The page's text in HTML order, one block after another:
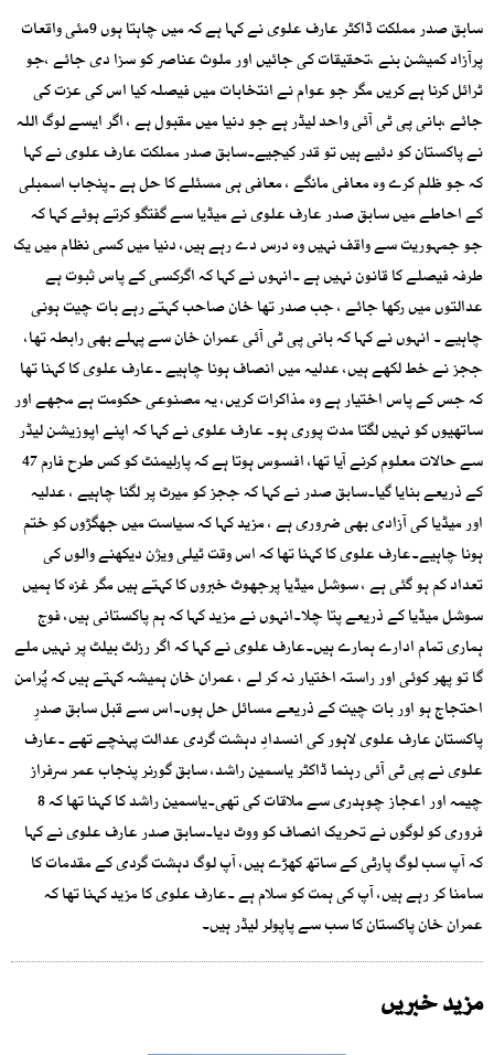
سابق صدر مملکت ڈاکٹر عارف علوی نے کہا ہے کہ میں چاہتا ہوں 9مئی واقعات
پرآزاد کمیشن بنے ،تحقیقات کی جائیں اور ملوث عناصر کو سزا دی جائے ،جو
ٹرائل کرنا ہے کریں مگر جو عوام نے انتخابات میں فیصلہ کیا اس کی عزت کی
جائے ،بانی پی ٹی آئی واحد لیڈر ہے جو دنیا میں مقبول ہے ، اگر ایسے لوگ اللہ
نے پاکستان کو دئیے ہیں تو قدر کیجیے۔سابق صدر مملکت عارف علوی نے کہا
کہ جو ظلم کرے وہ معافی مانگے ، معافی ہی مسئلے کا حل ہے ۔پنجاب اسمبلی
کے احاطے میں سابق صدر عارف علوی نے میڈیا سے گفتگو کرتے ہوئے کہا کہ
جو جمہوریت سے واقف نہیں وہ درس دے رہے ہیں، دنیا میں کسی نظام میں یک
طرفہ فیصلے کا قانون نہیں ہے ۔انہوں نے کہا کہ اگرکسی کے پاس ثبوت ہے
عدالتوں میں رکھا جائے ، جب صدر تھا خان صاحب کہتے رہے بات چیت ہونی
چاہیے ۔ انہوں نے کہا کہ بانی پی ٹی آئی عمران خان سے پہلے بھی رابطہ تھا،
ججز نے خط لکھے ہیں، عدلیہ میں انصاف ہونا چاہیے ۔عارف علوی کا کہنا تھا
کہ جس کے پاس اختیار ہے وہ مذاکرات کریں، یہ مصنوعی حکومت ہے مجھے اور
ساتھیوں کو نہیں لگتا مدت پوری ہو۔ عارف علوی نے کہا کہ اپنے اپوزیشن لیڈر
سے حالات معلوم کرنے آیا تھا، افسوس ہوتا ہے کہ پارلیمنٹ کو کس طرح فارم 47
کے ذریعے بنایا گیا۔سابق صدر نے کہا کہ ججز کو میرٹ پر لگنا چاہیے ، عدلیہ
اور میڈیا کی آزادی بھی ضروری ہے ، مزید کہا کہ سیاست میں جھگڑوں کو ختم
ہونا چاہیے۔عارف علوی کا کہنا تھا کہ اس وقت ٹیلی ویژن دیکھنے والوں کی
تعداد کم ہو گئی ہے ، سوشل میڈیا پرجھوٹ خبروں کا کہتے ہیں مگر غزہ کا ہمیں
سوشل میڈیا کے ذریعے پتا چلا۔انہوں نے مزید کہا کہ ہم پاکستانی ہیں، فوج
ہماری تمام ادارے ہمارے ہیں۔عارف علوی نے کہا کہ اگر رزلٹ بیلٹ پر نہیں ملے
گا تو پھر کوئی اور راستہ اختیار نہ کر لے ، عمران خان ہمیشہ کہتے ہیں کہ پُرامن
احتجاج ہو اور بات چیت کے ذریعے مسائل حل ہوں۔اس سے قبل سابق صدرِ
پاکستان عارف علوی لاہور کی انسدادِ دہشت گردی عدالت پہنچے تھے ۔عارف
علوی نے پی ٹی آئی رہنما ڈاکٹر یاسمین راشد، سابق گورنر پنجاب عمر سرفراز
چیمہ اور اعجاز چوہدری سے ملاقات کی تھی۔یاسمین راشد کا کہنا تھا کہ 8
فروری کو لوگوں نے تحریک انصاف کو ووٹ دیا۔سابق صدر عارف علوی نے کہا
کہ آپ سب لوگ پارٹی کے ساتھ کھڑے ہیں، آپ لوگ دہشت گردی کے مقدمات کا
سامنا کر رہے ہیں، آپ کی ہمت کو سلام ہے ۔عارف علوی کا مزید کہنا تھا کہ
عمران خان پاکستان کا سب سے پاپولر لیڈر ہیں۔
مزید خبریں